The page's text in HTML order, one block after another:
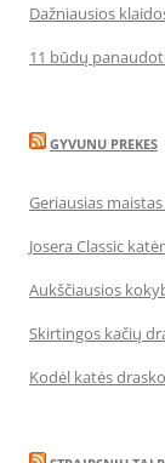
Dažniausios
11 būdų
GYVUNU PREKES
Geriausias
Josera Classic
Aukščiausios
Skirtingos kačių
Kodėl katės